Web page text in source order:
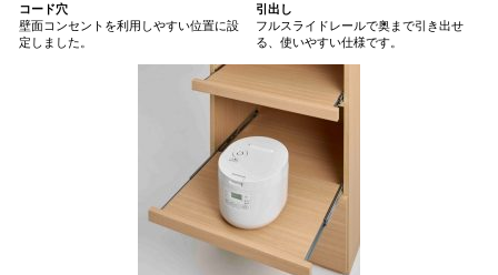
コード穴
壁面コンセントを利用しやすい位置に設
定しました。
引出し
フルスライドレールで奥まで引き出せ
る、使いやすい仕様です。